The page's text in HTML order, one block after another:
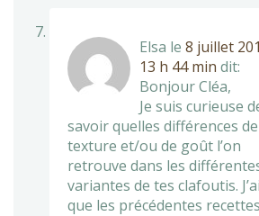
Elsa le 8 juillet
13 h 44 min dit:
Bonjour Cléa,
Je suis curieuse
savoir quelles différences de
texture et/ou de goût l’on
retrouve dans les
variantes de tes clafoutis.
que les précédentes recettes